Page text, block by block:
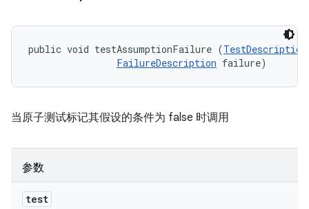
public void testAssumptionFailure (TestDescription
FailureDescription failure)
当原子测试标记其假设的条件为 false 时调用
参数
test